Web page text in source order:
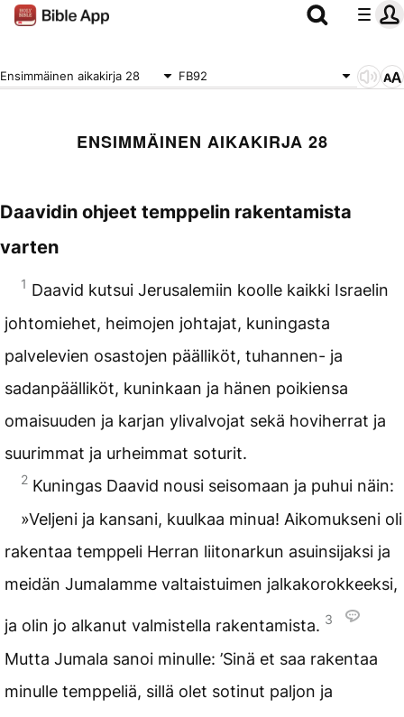
Ensimmäinen aikakirja 28 FB92
ENSIMMÄINEN AIKAKIRJA 28
Daavidin ohjeet temppelin rakentamista
varten
1 Daavid kutsui Jerusalemiin koolle kaikki Israelin
johtomiehet, heimojen johtajat, kuningasta
palvelevien osastojen päälliköt, tuhannen- ja
sadanpäälliköt, kuninkaan ja hänen poikiensa
omaisuuden ja karjan ylivalvojat sekä hoviherrat ja
suurimmat ja urheimmat soturit.
2 Kuningas Daavid nousi seisomaan ja puhui näin:
»Veljeni ja kansani, kuulkaa minua! Aikomukseni oli
rakentaa temppeli Herran liitonarkun asuinsijaksi ja
meidän Jumalamme valtaistuimen jalkakorokkeeksi,
ja olin jo alkanut valmistella rakentamista. 3
Mutta Jumala sanoi minulle: ’Sinä et saa rakentaa
minulle temppeliä, sillä olet sotinut paljon ja